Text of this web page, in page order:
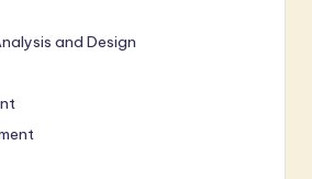
and Design